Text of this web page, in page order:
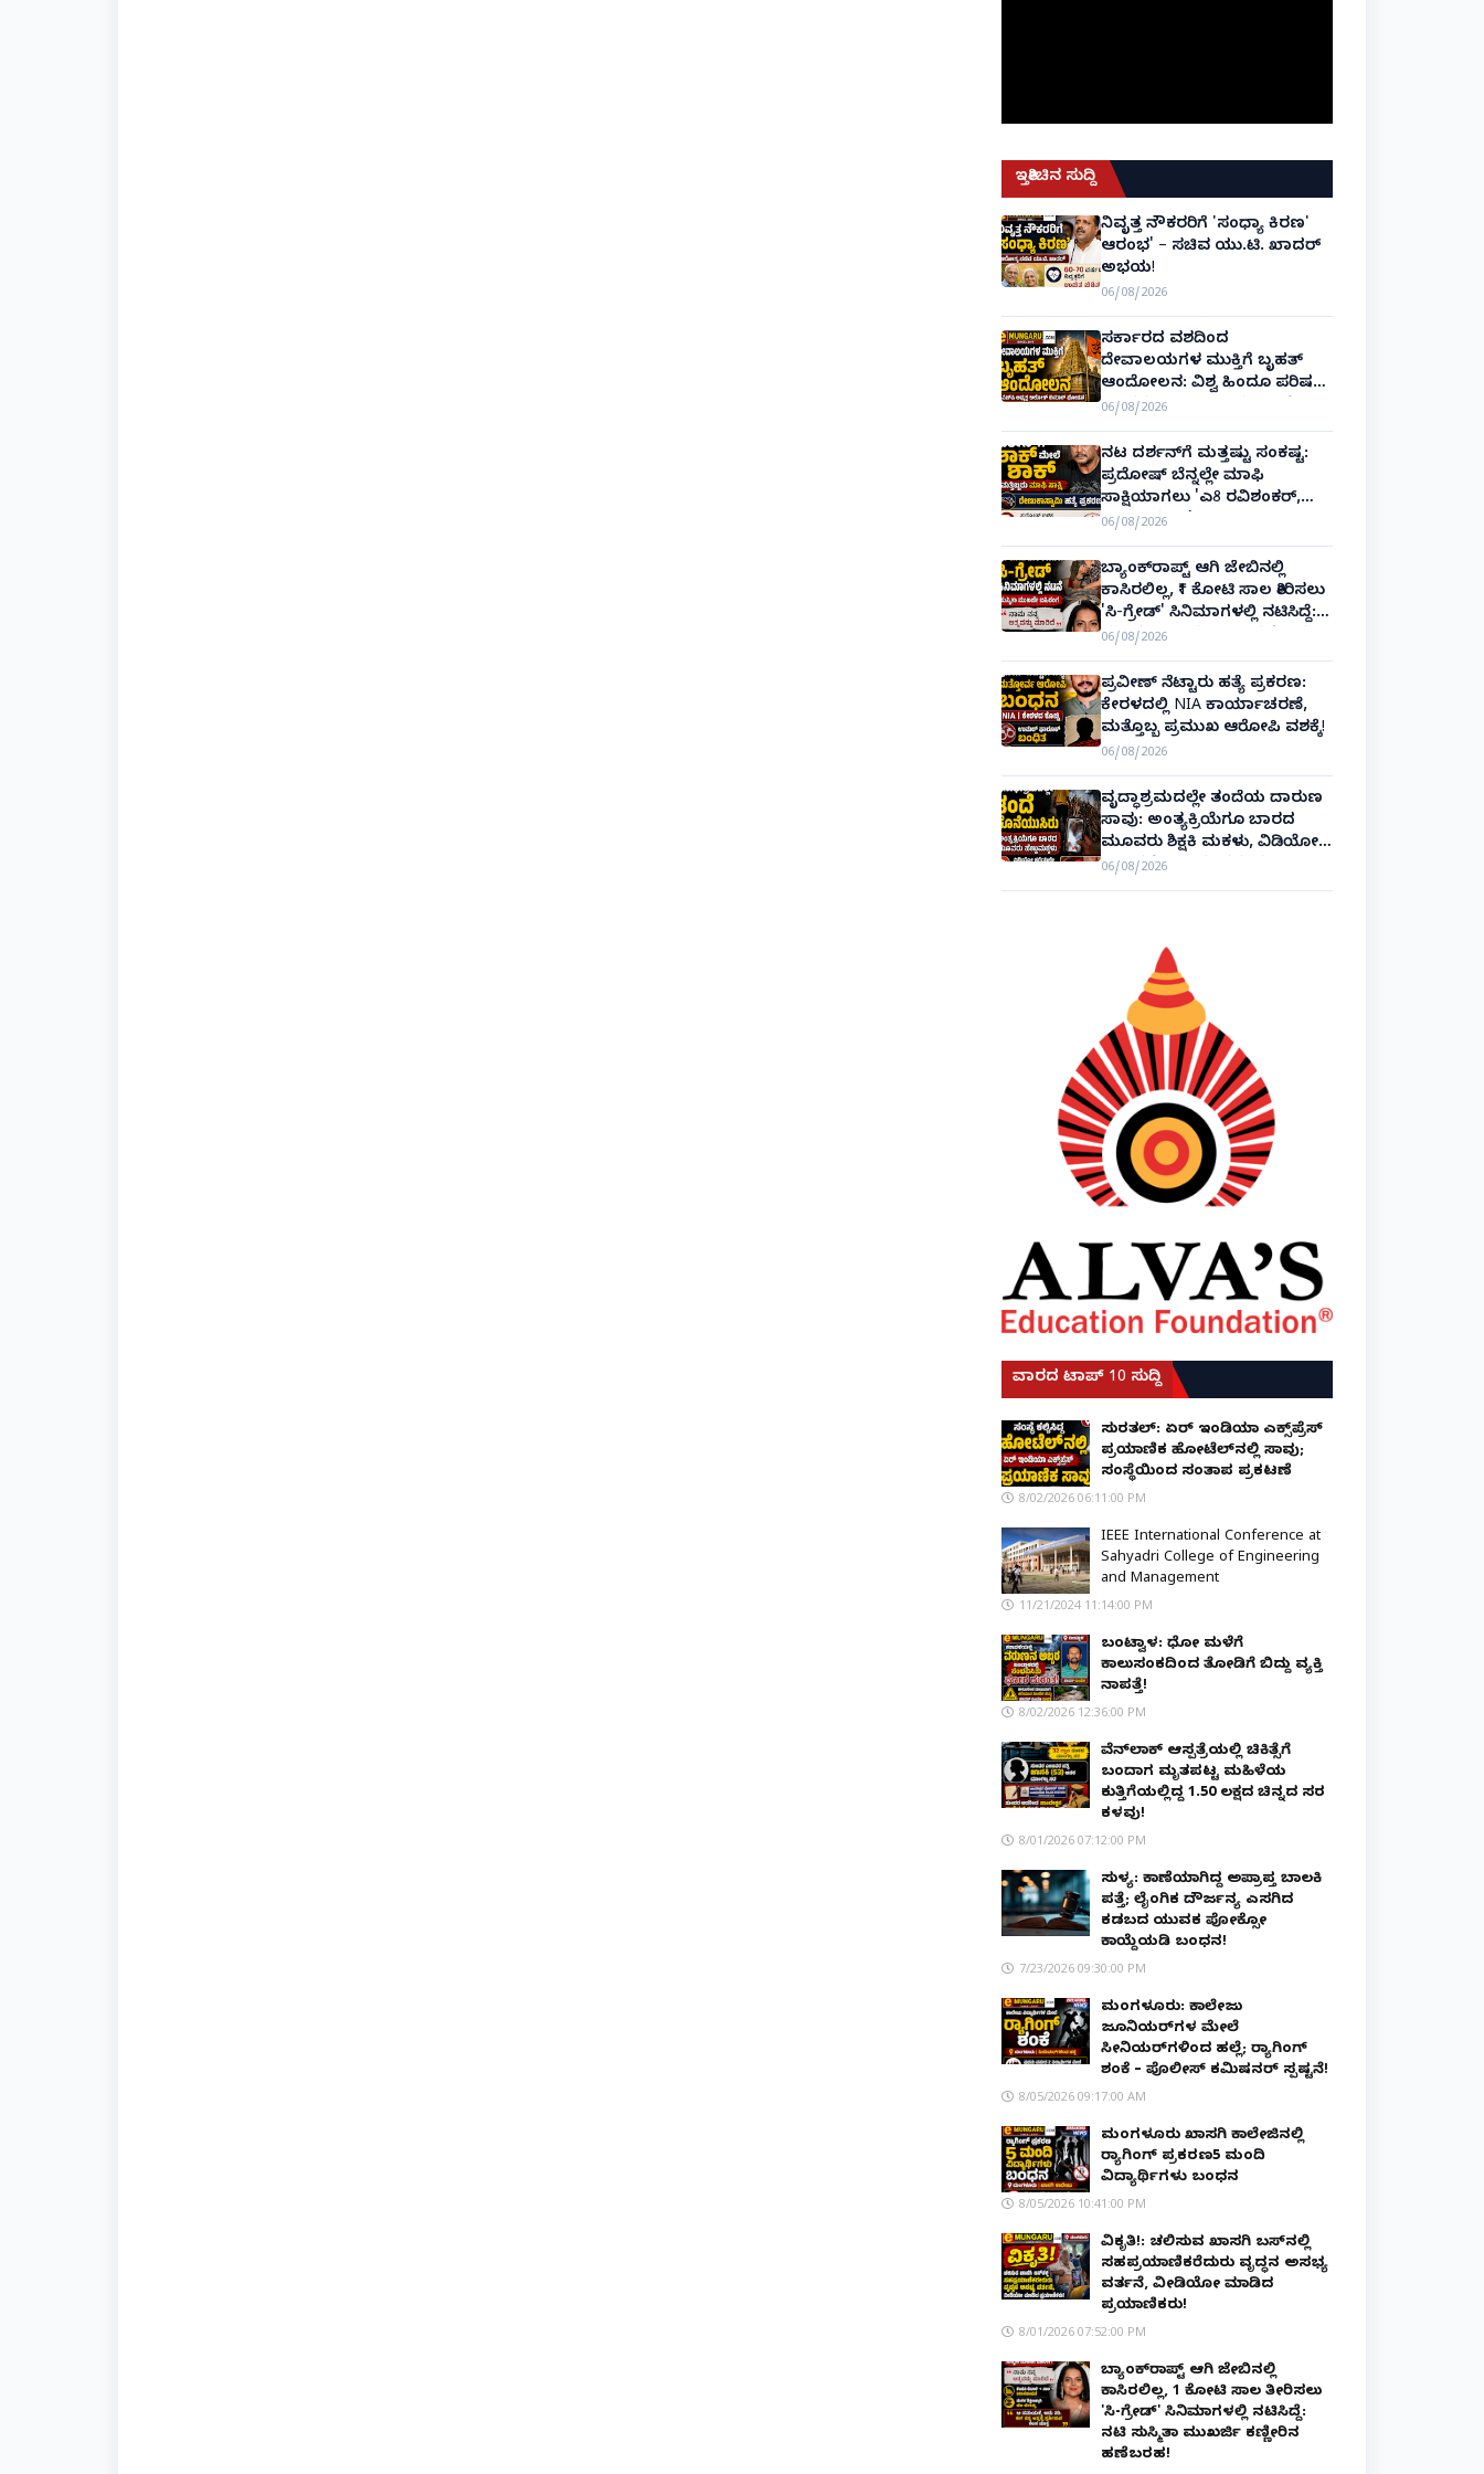
ಇತ್ತೀಚಿನ ಸುದ್ದಿ
ನಿವೃತ್ತ ನೌಕರರಿಗೆ 'ಸಂಧ್ಯಾ ಕಿರಣ'
ಆರಂಭ' – ಸಚಿವ ಯು.ಟಿ. ಖಾದರ್
ಅಭಯ!
06/08/2026
ಸರ್ಕಾರದ ವಶದಿಂದ
ದೇವಾಲಯಗಳ ಮುಕ್ತಿಗೆ ಬೃಹತ್
ಆಂದೋಲನ: ವಿಶ್ವ ಹಿಂದೂ ಪರಿಷತ್
ಅಂತರರಾಷ್ಟ್ರೀಯ ಅಧ್ಯಕ್ಷ ಅಲೋಕ್
ಕುಮಾರ್ ಘೋಷಣೆ!
06/08/2026
ನಟ ದರ್ಶನ್‌ಗೆ ಮತ್ತಷ್ಟು ಸಂಕಷ್ಟ:
ಪ್ರದೋಷ್ ಬೆನ್ನಲ್ಲೇ ಮಾಫಿ
ಸಾಕ್ಷಿಯಾಗಲು 'ಎ8 ರವಿಶಂಕರ್,
ಎ10 ವಿನಯ್' ಅರ್ಜಿ!
06/08/2026
ಬ್ಯಾಂಕ್‌ರಾಪ್ಟ್‌ ಆಗಿ ಜೇಬಿನಲ್ಲಿ
ಕಾಸಿರಲಿಲ್ಲ, ₹1 ಕೋಟಿ ಸಾಲ ತೀರಿಸಲು
'ಸಿ-ಗ್ರೇಡ್' ಸಿನಿಮಾಗಳಲ್ಲಿ ನಟಿಸಿದ್ದೆ:
ನಟಿ ಸುಸ್ಮಿತಾ ಮುಖರ್ಜಿ ಕಣ್ಣೀರಿನ
ಹಣೆಬರಹ!
06/08/2026
ಪ್ರವೀಣ್ ನೆಟ್ಟಾರು ಹತ್ಯೆ ಪ್ರಕರಣ:
ಕೇರಳದಲ್ಲಿ NIA ಕಾರ್ಯಾಚರಣೆ,
ಮತ್ತೊಬ್ಬ ಪ್ರಮುಖ ಆರೋಪಿ ವಶಕ್ಕೆ!
06/08/2026
ವೃದ್ಧಾಶ್ರಮದಲ್ಲೇ ತಂದೆಯ ದಾರುಣ
ಸಾವು: ಅಂತ್ಯಕ್ರಿಯೆಗೂ ಬಾರದ
ಮೂವರು ಶಿಕ್ಷಕಿ ಮಕಳು, ವಿಡಿಯೋ
ಕಾಲಿನಲ್ಲೇ ಅಂತಿಮ ದರ್ಶನ!
06/08/2026
ವಾರದ ಟಾಪ್ 10 ಸುದ್ದಿ
ಸುರತ್ಕಲ್: ಏರ್ ಇಂಡಿಯಾ ಎಕ್ಸ್‌ಪ್ರೆಸ್
ಪ್ರಯಾಣಿಕ ಹೋಟೆಲ್‌ನಲ್ಲಿ ಸಾವು;
ಸಂಸ್ಥೆಯಿಂದ ಸಂತಾಪ ಪ್ರಕಟಣೆ
8/02/2026 06:11:00 PM
IEEE International Conference at
Sahyadri College of Engineering
and Management
11/21/2024 11:14:00 PM
ಬಂಟ್ವಾಳ: ಧೋ ಮಳೆಗೆ
ಕಾಲುಸಂಕದಿಂದ ತೋಡಿಗೆ ಬಿದ್ದು ವ್ಯಕ್ತಿ
ನಾಪತ್ತೆ!
8/02/2026 12:36:00 PM
ವೆನ್‌ಲಾಕ್ ಆಸ್ಪತ್ರೆಯಲ್ಲಿ ಚಿಕಿತ್ಸೆಗೆ
ಬಂದಾಗ ಮೃತಪಟ್ಟ ಮಹಿಳೆಯ
ಕುತ್ತಿಗೆಯಲ್ಲಿದ್ದ ₹1.50 ಲಕ್ಷದ ಚಿನ್ನದ ಸರ
ಕಳವು!
8/01/2026 07:12:00 PM
ಸುಳ್ಯ: ಕಾಣೆಯಾಗಿದ್ದ ಅಪ್ರಾಪ್ತ ಬಾಲಕಿ
ಪತ್ತೆ; ಲೈಂಗಿಕ ದೌರ್ಜನ್ಯ ಎಸಗಿದ
ಕಡಬದ ಯುವಕ ಪೋಕ್ಸೋ
ಕಾಯ್ದೆಯಡಿ ಬಂಧನ!
7/23/2026 09:30:00 PM
ಮಂಗಳೂರು: ಕಾಲೇಜು
ಜೂನಿಯರ್‌ಗಳ ಮೇಲೆ
ಸೀನಿಯರ್‌ಗಳಿಂದ ಹಲ್ಲೆ; ರ‌್ಯಾಗಿಂಗ್
ಶಂಕೆ – ಪೊಲೀಸ್ ಕಮಿಷನರ್ ಸ್ಪಷ್ಟನೆ!
8/05/2026 09:17:00 AM
ಮಂಗಳೂರು ಖಾಸಗಿ ಕಾಲೇಜಿನಲ್ಲಿ
ರ‌್ಯಾಗಿಂಗ್ ಪ್ರಕರಣ5 ಮಂದಿ
ವಿದ್ಯಾರ್ಥಿಗಳು ಬಂಧನ
8/05/2026 10:41:00 PM
ವಿಕೃತಿ!: ಚಲಿಸುವ ಖಾಸಗಿ ಬಸ್‌ನಲ್ಲಿ
ಸಹಪ್ರಯಾಣಿಕರೆದುರು ವೃದ್ಧನ ಅಸಭ್ಯ
ವರ್ತನೆ, ವೀಡಿಯೋ ಮಾಡಿದ
ಪ್ರಯಾಣಿಕರು!
8/01/2026 07:52:00 PM
ಬ್ಯಾಂಕ್‌ರಾಪ್ಟ್‌ ಆಗಿ ಜೇಬಿನಲ್ಲಿ
ಕಾಸಿರಲಿಲ್ಲ, ₹1 ಕೋಟಿ ಸಾಲ ತೀರಿಸಲು
'ಸಿ-ಗ್ರೇಡ್' ಸಿನಿಮಾಗಳಲ್ಲಿ ನಟಿಸಿದ್ದೆ:
ನಟಿ ಸುಸ್ಮಿತಾ ಮುಖರ್ಜಿ ಕಣ್ಣೀರಿನ
ಹಣೆಬರಹ!